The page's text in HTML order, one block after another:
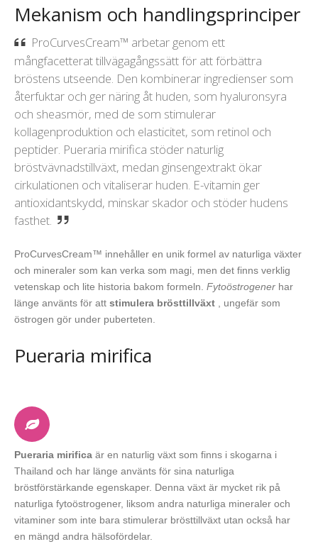
Mekanism och handlingsprinciper
ProCurvesCream™ arbetar genom ett
mångfacetterat tillvägagångssätt för att förbättra
bröstens utseende. Den kombinerar ingredienser som
återfuktar och ger näring åt huden, som hyaluronsyra
och sheasmör, med de som stimulerar
kollagenproduktion och elasticitet, som retinol och
peptider. Pueraria mirifica stöder naturlig
bröstvävnadstillväxt, medan ginsengextrakt ökar
cirkulationen och vitaliserar huden. E-vitamin ger
antioxidantskydd, minskar skador och stöder hudens
fasthet.
ProCurvesCream™ innehåller en unik formel av naturliga växter
och mineraler som kan verka som magi, men det finns verklig
vetenskap och lite historia bakom formeln. Fytoöstrogener har
länge använts för att stimulera brösttillväxt , ungefär som
östrogen gör under puberteten.
Pueraria mirifica
Pueraria mirifica är en naturlig växt som finns i skogarna i
Thailand och har länge använts för sina naturliga
bröstförstärkande egenskaper. Denna växt är mycket rik på
naturliga fytoöstrogener, liksom andra naturliga mineraler och
vitaminer som inte bara stimulerar brösttillväxt utan också har
en mängd andra hälsofördelar.